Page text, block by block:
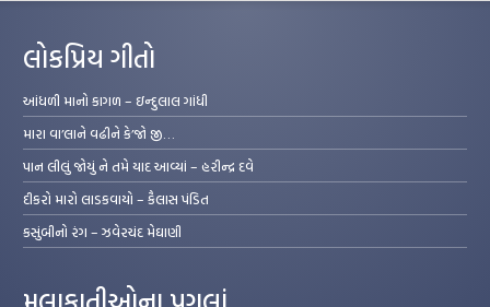
લોકપ્રિય ગીતો
આંધળી માનો કાગળ – ઇન્દુલાલ ગાંધી
મારા વા’લાને વઢીને કે’જો જી…
પાન લીલું જોયું ને તમે યાદ આવ્યાં – હરીન્દ્ર દવે
દીકરો મારો લાડકવાયો – કૈલાસ પંડિત
કસુંબીનો રંગ – ઝવેરચંદ મેઘાણી